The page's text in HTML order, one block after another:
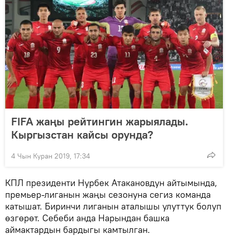
FIFA жаңы рейтингин жарыялады.
Кыргызстан кайсы орунда?
4 Чын Куран 2019, 17:34
КПЛ президенти Нурбек Атакановдун айтымында,
премьер-лиганын жаңы сезонуна сегиз команда
катышат. Биринчи лиганын аталышы улуттук болуп
өзгөрөт. Себеби анда Нарындан башка
аймактардын бардыгы камтылган.